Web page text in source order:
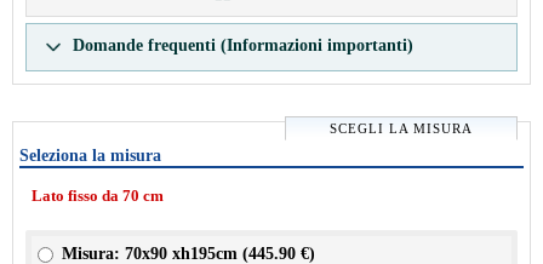
Domande frequenti (Informazioni importanti)
SCEGLI LA MISURA
Seleziona la misura
Lato fisso da 70 cm
Misura: 70x90 xh195cm (445.90 €)